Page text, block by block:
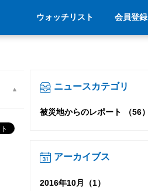
ウォッチリスト 会員登録
ニュースカテゴリ
被災地からのレポート （56）
アーカイブス
2016年10月（1）